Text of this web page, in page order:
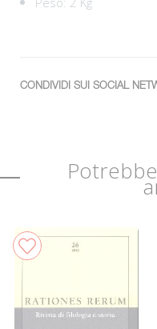
CONDIVIDI SUI SOCIAL